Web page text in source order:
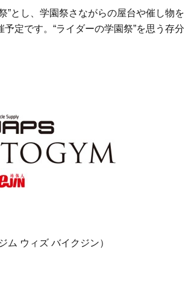
”とし、学園祭さながらの屋台や催し物を
定です。“ライダーの学園祭”を思う存分
ム ウィズ バイクジン）